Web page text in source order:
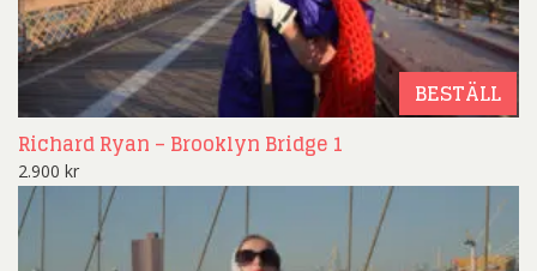
BESTÄLL
Richard Ryan – Brooklyn Bridge 1
2.900 kr